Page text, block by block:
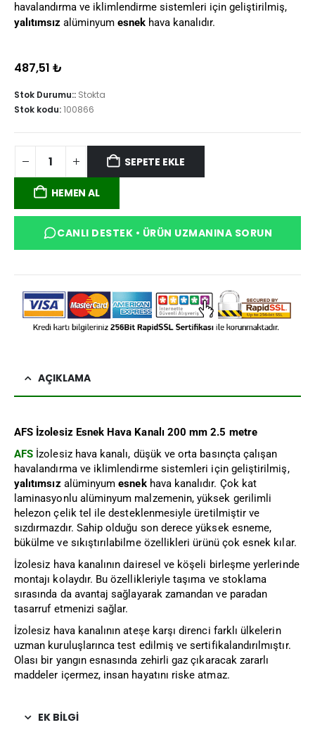
havalandırma ve iklimlendirme sistemleri için geliştirilmiş,
yalıtımsız alüminyum esnek hava kanalıdır.
487,51 ₺
Stok Durumu:: Stokta
Stok kodu:100866
SEPETE EKLE
HEMEN AL
CANLI DESTEK • ÜRÜN UZMANINA SORUN
AÇIKLAMA
AFS İzolesiz Esnek Hava Kanalı 200 mm 2.5 metre
AFS İzolesiz hava kanalı, düşük ve orta basınçta çalışan
havalandırma ve iklimlendirme sistemleri için geliştirilmiş,
yalıtımsızalüminyumesnekhava kanalıdır. Çok kat
laminasyonlu alüminyum malzemenin, yüksek gerilimli
helezon çelik tel ile desteklenmesiyle üretilmiştir ve
sızdırmazdır. Sahip olduğu son derece yüksek esneme,
bükülme ve sıkıştırılabilme özellikleri ürünü çok esnek kılar.
İzolesiz hava kanalının dairesel ve köşeli birleşme yerlerinde
montajı kolaydır. Bu özellikleriyle taşıma ve stoklama
sırasında da avantaj sağlayarak zamandan ve paradan
tasarruf etmenizi sağlar.
İzolesiz hava kanalının ateşe karşı direnci farklı ülkelerin
uzman kuruluşlarınca test edilmiş ve sertifikalandırılmıştır.
Olası bir yangın esnasında zehirli gaz çıkaracak zararlı
maddeler içermez, insan hayatını riske atmaz.
EK BILGI